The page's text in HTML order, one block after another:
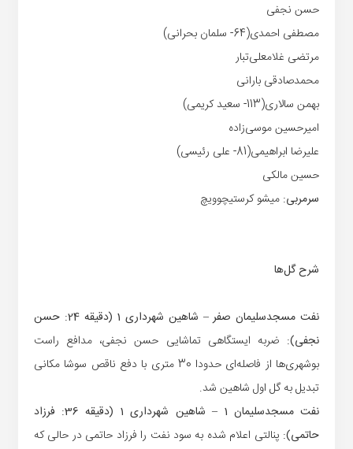
حسن نجفی
مصطفی احمدی(64- سلمان بحرانی)
مرتضی غلامعلی‌تبار
محمدصادقی بارانی
بهمن سالاری(113- سعید کریمی)
امیرحسین موسی‌زاده
علیرضا ابراهیمی(81- علی رئیسی)
حسین مالکی
سرمربی: میشو کرستیچوویچ
شرح گل‌ها
نفت مسجدسلیمان صفر – شاهین شهرداری 1 (دقیقه 24: حسن
نجفی): ضربه ایستگاهی تماشایی حسن نجفی، مدافع راست
بوشهری‌ها از فاصله‌ای حدودا 30 متری با دفع ناقص سوشا مکانی
تبدیل به گل اول شاهین شد.
نفت مسجدسلیمان 1 – شاهین شهرداری 1 (دقیقه 36: فرزاد
حاتمی): پنالتی اعلام شده به سود نفت را فرزاد حاتمی در حالی که